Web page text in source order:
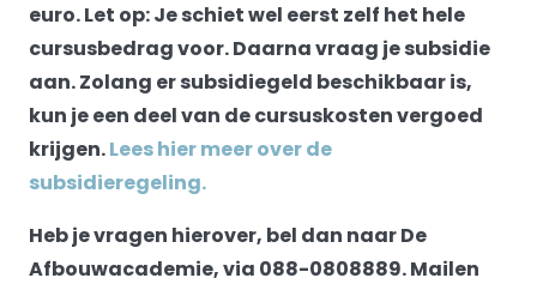
euro. Let op: Je schiet wel eerst zelf het hele
cursusbedrag voor. Daarna vraag je subsidie
aan. Zolang er subsidiegeld beschikbaar is,
kun je een deel van de cursuskosten vergoed
krijgen.Lees hier meer over de
subsidieregeling.
Heb je vragen hierover, bel dan naar De
Afbouwacademie, via 088-0808889. Mailen